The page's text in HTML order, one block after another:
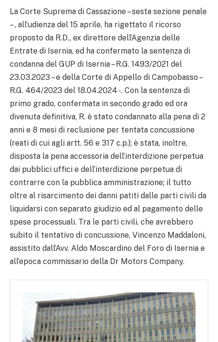
La Corte Suprema di Cassazione – sesta sezione penale
– , all’udienza del 15 aprile, ha rigettato il ricorso
proposto da R.D., ex direttore dell’Agenzia delle
Entrate di Isernia, ed ha confermato la sentenza di
condanna del GUP di Isernia – R.G. 1493/2021 del
23.03.2023 – e della Corte di Appello di Campobasso –
R.G. 464/2023 del 18.04.2024 -. Con la sentenza di
primo grado, confermata in secondo grado ed ora
divenuta definitiva, R. è stato condannato alla pena di 2
anni e 8 mesi di reclusione per tentata concussione
(reati di cui agli artt. 56 e 317 c.p.); è stata, inoltre,
disposta la pena accessoria dell’interdizione perpetua
dai pubblici uffici e dell’interdizione perpetua di
contrarre con la pubblica amministrazione; il tutto
oltre al risarcimento dei danni patiti dalle parti civili da
liquidarsi con separato giudizio ed al pagamento delle
spese processuali. Tra le parti civili, che avrebbero
subito il tentativo di concussione, Vincenzo Maddaloni,
assistito dall’Avv. Aldo Moscardino del Foro di Isernia e
all’epoca commissario della Dr Motors Company.